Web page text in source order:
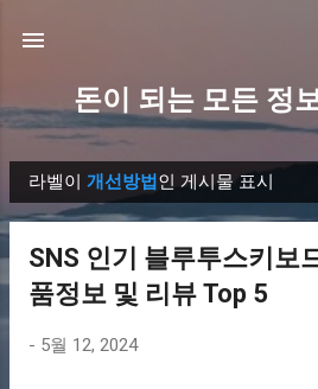
돈이 되는 모든 정
글
라벨이 개선방법인 게시물 표시
SNS 인기 블루투스키보
품정보 및 리뷰 Top 5
- 5월 12, 2024